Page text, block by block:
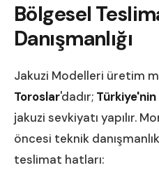
Bölgesel
Danışmanlığı
Jakuzi Modelleri üretim
Toroslar'dadır;
jakuzi sevkiyatı yapılır.
öncesi teknik
teslimat hatları: